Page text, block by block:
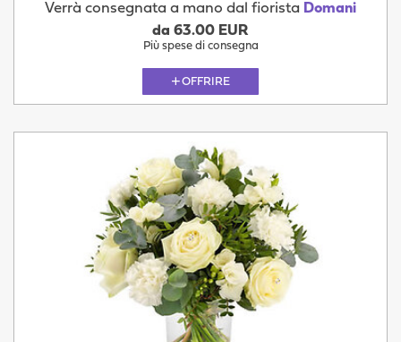
Verrà consegnata a mano dal fiorista Domani
da 63.00 EUR
Più spese di consegna
OFFRIRE